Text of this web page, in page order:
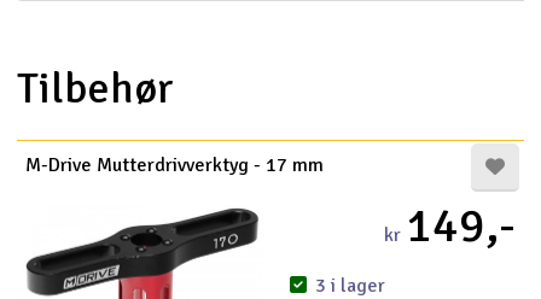
Tilbehør
M-Drive Mutterdrivverktyg - 17 mm
kr 149,-
3 i lager